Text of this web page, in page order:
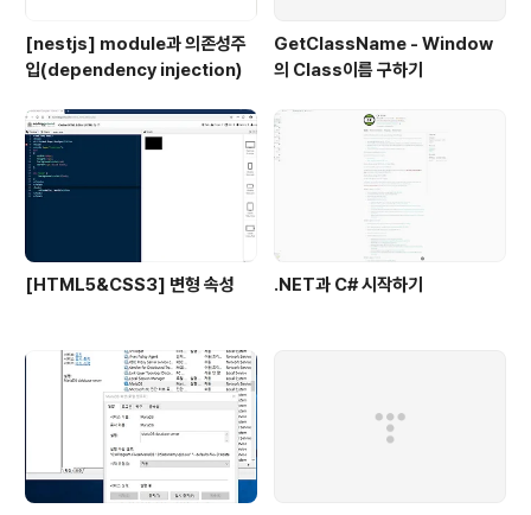
[nestjs] module과 의존성주
입(dependency injection)
GetClassName - Window
의 Class이름 구하기
[HTML5&CSS3] 변형 속성 .NET과 C# 시작하기